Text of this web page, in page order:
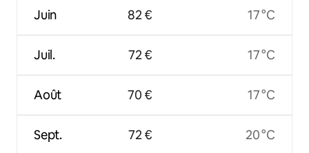
Juin
Juil.
Août
Sept.
82 €
72 €
70 €
72 €
17 °C
17 °C
17 °C
20 °C